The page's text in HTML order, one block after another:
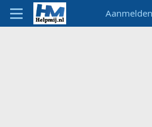
Aanmelden